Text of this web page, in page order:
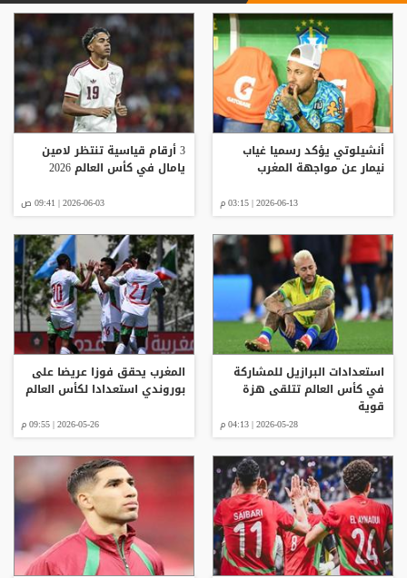
أنشيلوتي يؤكد رسميا غياب
نيمار عن مواجهة المغرب
2026-06-13 | 03:15 م
3 أرقام قياسية تنتظر لامين
يامال في كأس العالم 2026
2026-06-03 | 09:41 ص
استعدادات البرازيل للمشاركة
في كأس العالم تتلقى هزة
قوية
2026-05-28 | 04:13 م
المغرب يحقق فوزا عريضا على
بوروندي استعدادا لكأس العالم
2026-05-26 | 09:55 م